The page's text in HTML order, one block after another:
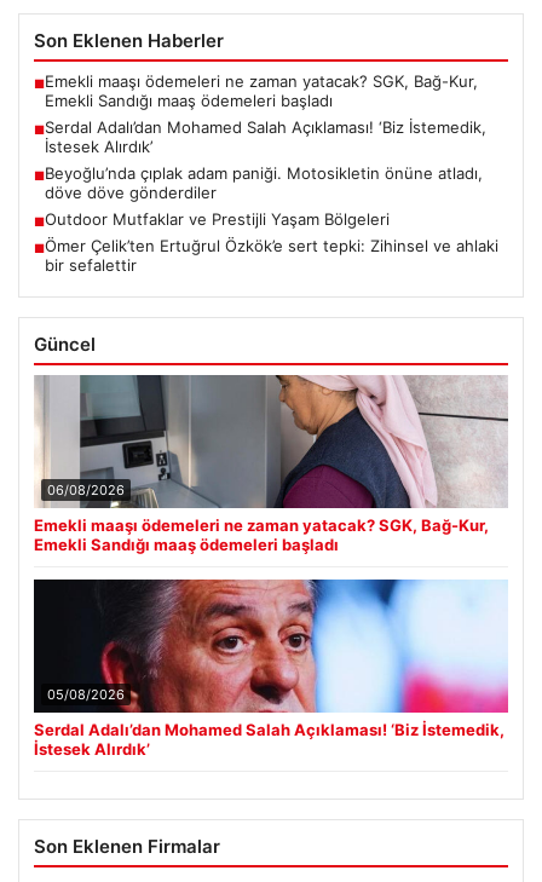
Son Eklenen Haberler
■Emekli maaşı ödemeleri ne zaman yatacak? SGK, Bağ-Kur,
Emekli Sandığı maaş ödemeleri başladı
■Serdal Adalı’dan Mohamed Salah Açıklaması! ‘Biz İstemedik,
İstesek Alırdık’
■Beyoğlu’nda çıplak adam paniği. Motosikletin önüne atladı,
döve döve gönderdiler
■Outdoor Mutfaklar ve Prestijli Yaşam Bölgeleri
■Ömer Çelik’ten Ertuğrul Özkök’e sert tepki: Zihinsel ve ahlaki
bir sefalettir
Güncel
06/08/2026
Emekli maaşı ödemeleri ne zaman yatacak? SGK, Bağ-Kur,
Emekli Sandığı maaş ödemeleri başladı
05/08/2026
Serdal Adalı’dan Mohamed Salah Açıklaması! ‘Biz İstemedik,
İstesek Alırdık’
Son Eklenen Firmalar